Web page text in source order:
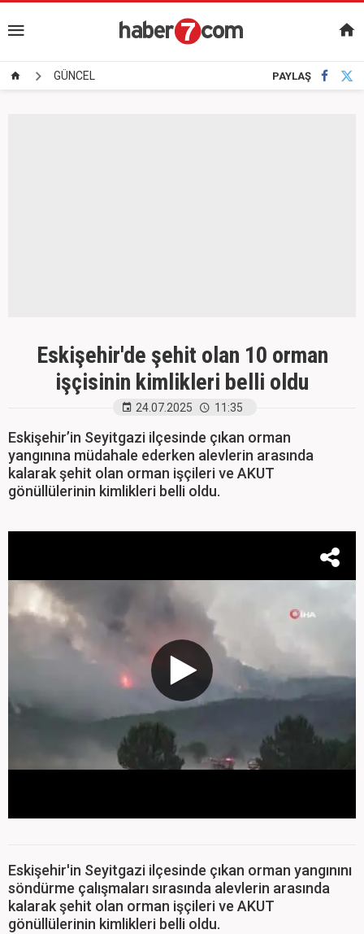
GÜNCEL PAYLAŞ
Eskişehir'de şehit olan 10 orman
işçisinin kimlikleri belli oldu
24.07.2025 11:35
Eskişehir’in Seyitgazi ilçesinde çıkan orman
yangınına müdahale ederken alevlerin arasında
kalarak şehit olan orman işçileri ve AKUT
gönüllülerinin kimlikleri belli oldu.
Eskişehir'in Seyitgazi ilçesinde çıkan orman yangınını
söndürme çalışmaları sırasında alevlerin arasında
kalarak şehit olan orman işçileri ve AKUT
gönüllülerinin kimlikleri belli oldu.